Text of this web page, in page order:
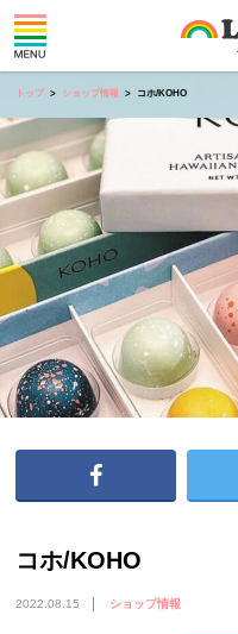
トップ ショップ情報 コホ/KOHO
コホ/KOHO
2022.08.15 ショップ情報